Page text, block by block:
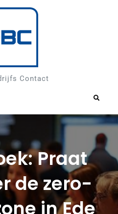
Contact
Search
Praat
de zero-
in Ede